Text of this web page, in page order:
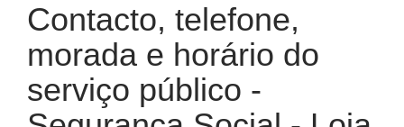
Contacto, telefone,
morada e horário do
serviço público -